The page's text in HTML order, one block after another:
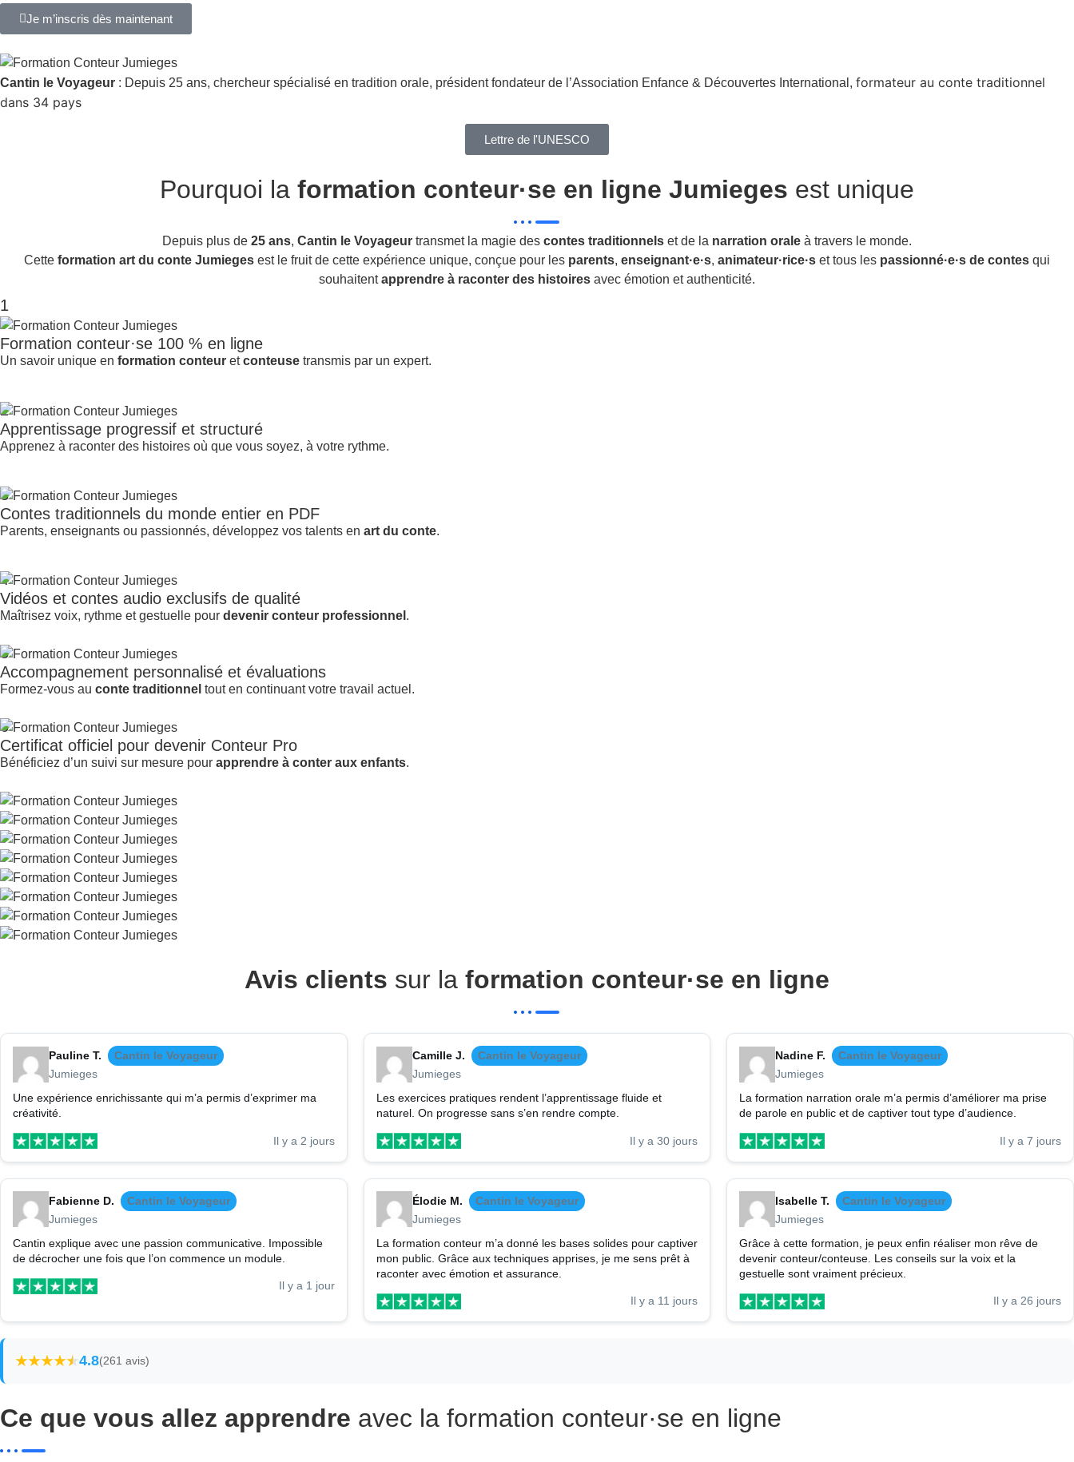
Je m’inscris dès maintenant
Cantin le Voyageur : Depuis 25 ans, chercheur spécialisé en tradition orale, président fondateur de l’Association Enfance & Découvertes International, formateur au conte traditionnel
dans 34 pays
Lettre de l'UNESCO
Pourquoi la formation conteur·se en ligne Jumieges est unique
Depuis plus de 25 ans, Cantin le Voyageur transmet la magie des contes traditionnels et de la narration orale à travers le monde.
Cette formation art du conte Jumieges est le fruit de cette expérience unique, conçue pour les parents, enseignant·e·s, animateur·rice·s et tous les passionné·e·s de contes qui
souhaitentapprendre à raconter des histoires avec émotion et authenticité.
1
Formation conteur·se 100 % en ligne
Un savoir unique en formation conteur etconteuse transmis par un expert.
2
Apprentissage progressif et structuré
Apprenez à raconter des histoires où que vous soyez, à votre rythme.
3
Contes traditionnels du monde entier en PDF
Parents, enseignants ou passionnés, développez vos talents en art du conte.
4
Vidéos et contes audio exclusifs de qualité
Maîtrisez voix, rythme et gestuelle pour devenir conteur professionnel .
5
Accompagnement personnalisé et évaluations
Formez-vous au conte traditionnel tout en continuant votre travail actuel.
6
Certificat officiel pour devenir Conteur Pro
Bénéficiez d’un suivi sur mesure pour apprendre à conter aux enfants.
Avis clients sur la formation conteur·se en ligne
Pauline T.
Cantin le Voyageur
Jumieges
Une expérience enrichissante qui m’a permis d’exprimer ma
créativité.
Il y a 2 jours
Camille J.
Cantin le Voyageur
Jumieges
Les exercices pratiques rendent l’apprentissage fluide et
naturel. On progresse sans s’en rendre compte.
Il y a 30 jours
Nadine F.
Cantin le Voyageur
Jumieges
La formation narration orale m’a permis d’améliorer ma prise
de parole en public et de captiver tout type d’audience.
Il y a 7 jours
Fabienne D.
Cantin le Voyageur
Jumieges
Cantin explique avec une passion communicative. Impossible
de décrocher une fois que l’on commence un module.
Il y a 1 jour
Élodie M.
Cantin le Voyageur
Jumieges
La formation conteur m’a donné les bases solides pour captiver
mon public. Grâce aux techniques apprises, je me sens prêt à
raconter avec émotion et assurance.
Il y a 11 jours
Isabelle T.
Cantin le Voyageur
Jumieges
Grâce à cette formation, je peux enfin réaliser mon rêve de
devenir conteur/conteuse. Les conseils sur la voix et la
gestuelle sont vraiment précieux.
Il y a 26 jours
4.8(261 avis)
Ce que vous allez apprendre avec la formation conteur·se en ligne